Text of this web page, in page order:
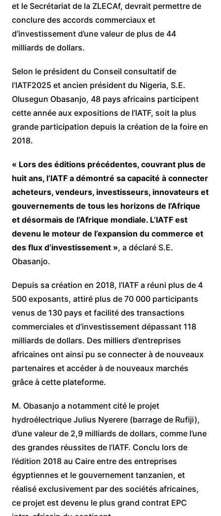
et le Secrétariat de la ZLECAf, devrait permettre de
conclure des accords commerciaux et
d’investissement d’une valeur de plus de 44
milliards de dollars.
Selon le président du Conseil consultatif de
l’IATF2025 et ancien président du Nigeria, S.E.
Olusegun Obasanjo, 48 pays africains participent
cette année aux expositions de l’IATF, soit la plus
grande participation depuis la création de la foire en
2018.
« Lors des éditions précédentes, couvrant plus de
huit ans, l’IATF a démontré sa capacité à connecter
acheteurs, vendeurs, investisseurs, innovateurs et
gouvernements de tous les horizons de l’Afrique
et désormais de l’Afrique mondiale. L’IATF est
devenu le moteur de l’expansion du commerce et
des flux d’investissement », a déclaré S.E.
Obasanjo.
Depuis sa création en 2018, l’IATF a réuni plus de 4
500 exposants, attiré plus de 70 000 participants
venus de 130 pays et facilité des transactions
commerciales et d’investissement dépassant 118
milliards de dollars. Des milliers d’entreprises
africaines ont ainsi pu se connecter à de nouveaux
partenaires et accéder à de nouveaux marchés
grâce à cette plateforme.
M. Obasanjo a notamment cité le projet
hydroélectrique Julius Nyerere (barrage de Rufiji),
d’une valeur de 2,9 milliards de dollars, comme l’une
des grandes réussites de l’IATF. Conclu lors de
l’édition 2018 au Caire entre des entreprises
égyptiennes et le gouvernement tanzanien, et
réalisé exclusivement par des sociétés africaines,
ce projet est devenu le plus grand contrat EPC